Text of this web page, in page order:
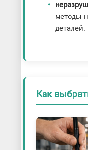
методы
деталей.
Как